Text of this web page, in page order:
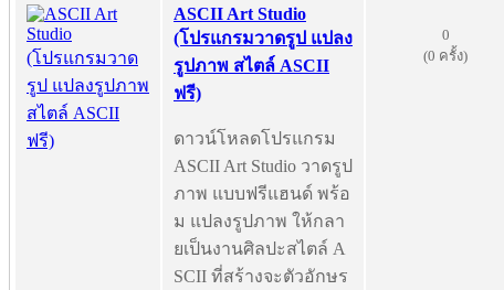
ASCII Art Studio
(โปรแกรมวาดรูป แปลง
รูปภาพ สไตล์ ASCII
ฟรี)
ดาวน์โหลดโปรแกรม
ASCII Art Studio วาดรูป
ภาพ แบบฟรีแฮนด์ พร้อ
ม แปลงรูปภาพ ให้กลา
ยเป็นงานศิลปะสไตล์ A
SCII ที่สร้างจะตัวอักษร
0
(0 ครั้ง)